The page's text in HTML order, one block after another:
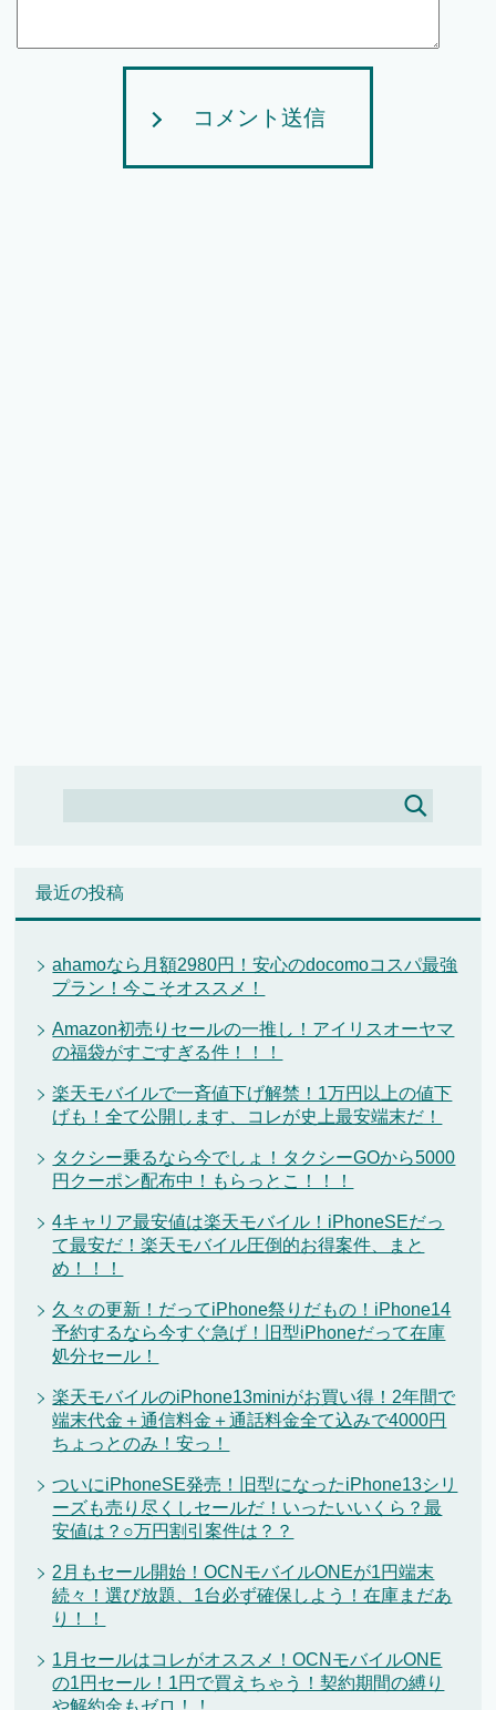
コメント送信
最近の投稿
ahamoなら月額2980円！安心のdocomoコスパ最強
プラン！今こそオススメ！
Amazon初売りセールの一推し！アイリスオーヤマ
の福袋がすごすぎる件！！！
楽天モバイルで一斉値下げ解禁！1万円以上の値下
げも！全て公開します、コレが史上最安端末だ！
タクシー乗るなら今でしょ！タクシーGOから5000
円クーポン配布中！もらっとこ！！！
4キャリア最安値は楽天モバイル！iPhoneSEだっ
て最安だ！楽天モバイル圧倒的お得案件、まと
め！！！
久々の更新！だってiPhone祭りだもの！iPhone14
予約するなら今すぐ急げ！旧型iPhoneだって在庫
処分セール！
楽天モバイルのiPhone13miniがお買い得！2年間で
端末代金＋通信料金＋通話料金全て込みで4000円
ちょっとのみ！安っ！
ついにiPhoneSE発売！旧型になったiPhone13シリ
ーズも売り尽くしセールだ！いったいいくら？最
安値は？○万円割引案件は？？
2月もセール開始！OCNモバイルONEが1円端末
続々！選び放題、1台必ず確保しよう！在庫まだあ
り！！
1月セールはコレがオススメ！OCNモバイルONE
の1円セール！1円で買えちゃう！契約期間の縛り